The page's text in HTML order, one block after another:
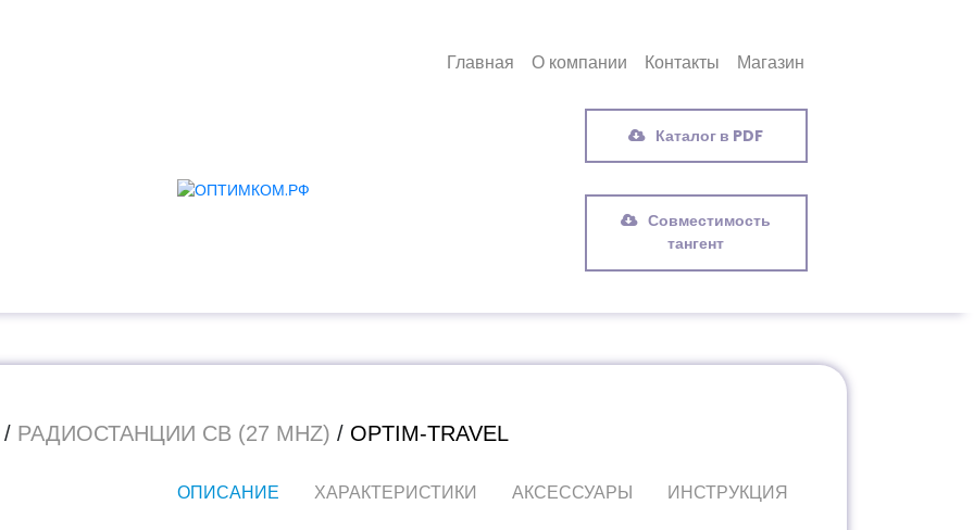
Главная О компании Контакты Магазин
Каталог в PDF
Совместимость
тангент
/ РАДИОСТАНЦИИ CB (27 MHZ) / OPTIM-TRAVEL
ОПИСАНИЕ ХАРАКТЕРИСТИКИ АКСЕССУАРЫ ИНСТРУКЦИЯ